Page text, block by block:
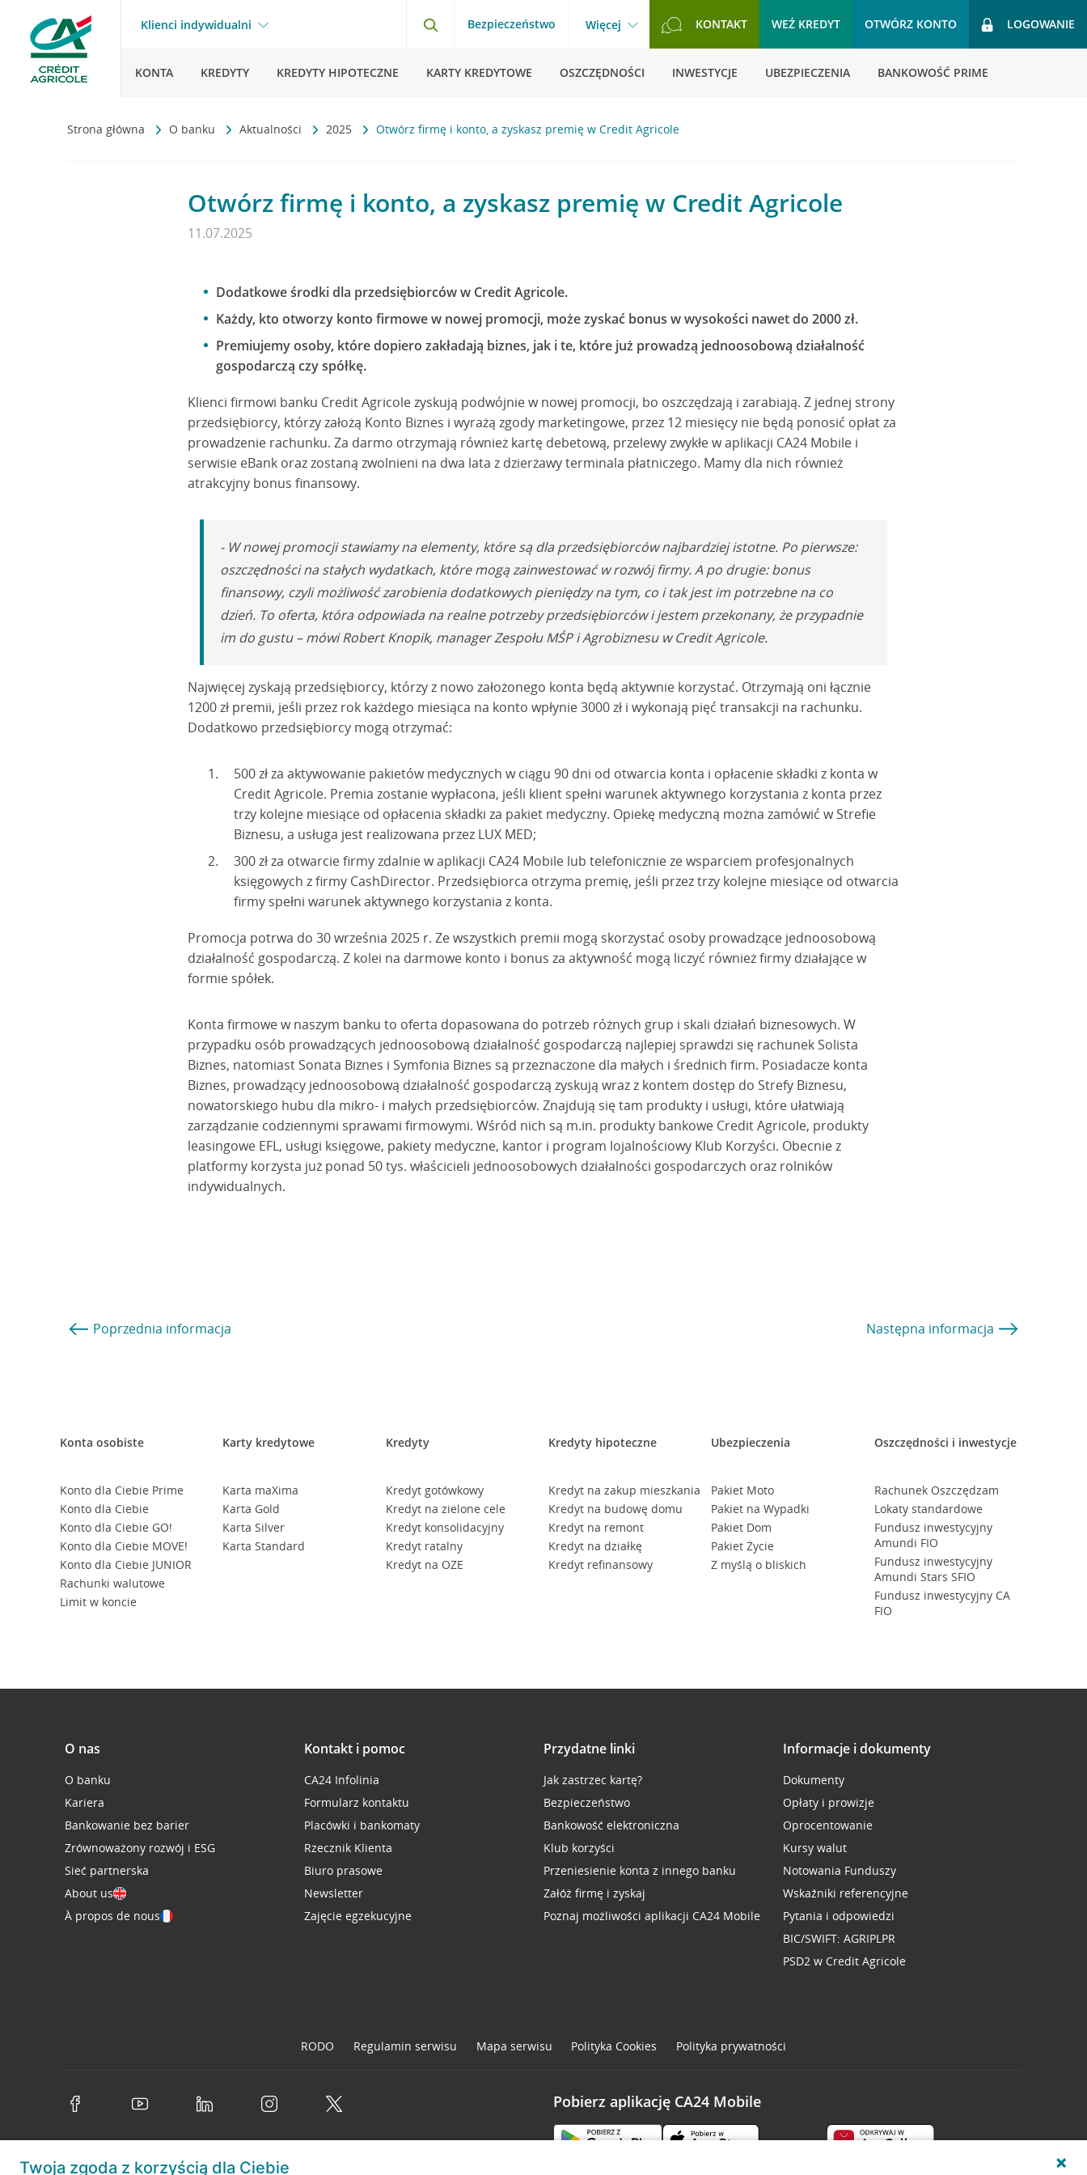
Klienci indywidualni Bezpieczeństwo Więcej KONTAKT WEŹ KREDYT OTWÓRZ KONTO LOGOWANIE
KONTA KREDYTY KREDYTY HIPOTECZNE KARTY KREDYTOWE OSZCZĘDNOŚCI INWESTYCJE UBEZPIECZENIA BANKOWOŚĆ PRIME
Strona główna O banku Aktualności 2025 Otwórz firmę i konto, a zyskasz premię w Credit Agricole
Otwórz firmę i konto, a zyskasz premię w Credit Agricole
11.07.2025
Dodatkowe środki dla przedsiębiorców w Credit Agricole.
Każdy, kto otworzy konto firmowe w nowej promocji, może zyskać bonus w wysokości nawet do 2000 zł.
Premiujemy osoby, które dopiero zakładają biznes, jak i te, które już prowadzą jednoosobową działalność
gospodarczą czy spółkę.
Klienci firmowi banku Credit Agricole zyskują podwójnie w nowej promocji, bo oszczędzają i zarabiają. Z jednej strony
przedsiębiorcy, którzy założą Konto Biznes i wyrażą zgody marketingowe, przez 12 miesięcy nie będą ponosić opłat za
prowadzenie rachunku. Za darmo otrzymają również kartę debetową, przelewy zwykłe w aplikacji CA24 Mobile i
serwisie eBank oraz zostaną zwolnieni na dwa lata z dzierżawy terminala płatniczego. Mamy dla nich również
atrakcyjny bonus finansowy.
- W nowej promocji stawiamy na elementy, które są dla przedsiębiorców najbardziej istotne. Po pierwsze:
oszczędności na stałych wydatkach, które mogą zainwestować w rozwój firmy. A po drugie: bonus
finansowy, czyli możliwość zarobienia dodatkowych pieniędzy na tym, co i tak jest im potrzebne na co
dzień. To oferta, która odpowiada na realne potrzeby przedsiębiorców i jestem przekonany, że przypadnie
im do gustu – mówi Robert Knopik, manager Zespołu MŚP i Agrobiznesu w Credit Agricole.
Najwięcej zyskają przedsiębiorcy, którzy z nowo założonego konta będą aktywnie korzystać. Otrzymają oni łącznie
1200 zł premii, jeśli przez rok każdego miesiąca na konto wpłynie 3000 zł i wykonają pięć transakcji na rachunku.
Dodatkowo przedsiębiorcy mogą otrzymać:
500 zł za aktywowanie pakietów medycznych w ciągu 90 dni od otwarcia konta i opłacenie składki z konta w
Credit Agricole. Premia zostanie wypłacona, jeśli klient spełni warunek aktywnego korzystania z konta przez
trzy kolejne miesiące od opłacenia składki za pakiet medyczny. Opiekę medyczną można zamówić w Strefie
Biznesu, a usługa jest realizowana przez LUX MED;
300 zł za otwarcie firmy zdalnie w aplikacji CA24 Mobile lub telefonicznie ze wsparciem profesjonalnych
księgowych z firmy CashDirector. Przedsiębiorca otrzyma premię, jeśli przez trzy kolejne miesiące od otwarcia
firmy spełni warunek aktywnego korzystania z konta.
Promocja potrwa do 30 września 2025 r. Ze wszystkich premii mogą skorzystać osoby prowadzące jednoosobową
działalność gospodarczą. Z kolei na darmowe konto i bonus za aktywność mogą liczyć również firmy działające w
formie spółek.
Konta firmowe w naszym banku to oferta dopasowana do potrzeb różnych grup i skali działań biznesowych. W
przypadku osób prowadzących jednoosobową działalność gospodarczą najlepiej sprawdzi się rachunek Solista
Biznes, natomiast Sonata Biznes i Symfonia Biznes są przeznaczone dla małych i średnich firm. Posiadacze konta
Biznes, prowadzący jednoosobową działalność gospodarczą zyskują wraz z kontem dostęp do Strefy Biznesu,
nowatorskiego hubu dla mikro- i małych przedsiębiorców. Znajdują się tam produkty i usługi, które ułatwiają
zarządzanie codziennymi sprawami firmowymi. Wśród nich są m.in. produkty bankowe Credit Agricole, produkty
leasingowe EFL, usługi księgowe, pakiety medyczne, kantor i program lojalnościowy Klub Korzyści. Obecnie z
platformy korzysta już ponad 50 tys. właścicieli jednoosobowych działalności gospodarczych oraz rolników
indywidualnych.
Poprzednia informacja Następna informacja
Konta osobiste
Konto dla Ciebie Prime
Konto dla Ciebie
Konto dla Ciebie GO!
Konto dla Ciebie MOVE!
Konto dla Ciebie JUNIOR
Rachunki walutowe
Limit w koncie
Karty kredytowe
Karta maXima
Karta Gold
Karta Silver
Karta Standard
Kredyty
Kredyt gotówkowy
Kredyt na zielone cele
Kredyt konsolidacyjny
Kredyt ratalny
Kredyt na OZE
Kredyty hipoteczne
Kredyt na zakup mieszkania
Kredyt na budowę domu
Kredyt na remont
Kredyt na działkę
Kredyt refinansowy
Ubezpieczenia
Pakiet Moto
Pakiet na Wypadki
Pakiet Dom
Pakiet Życie
Z myślą o bliskich
Oszczędności i inwestycje
Rachunek Oszczędzam
Lokaty standardowe
Fundusz inwestycyjny
Amundi FIO
Fundusz inwestycyjny
Amundi Stars SFIO
Fundusz inwestycyjny CA
FIO
O nas
O banku
Kariera
Bankowanie bez barier
Zrównoważony rozwój i ESG
Sieć partnerska
About us
À propos de nous
Kontakt i pomoc
CA24 Infolinia
Formularz kontaktu
Placówki i bankomaty
Rzecznik Klienta
Biuro prasowe
Newsletter
Zajęcie egzekucyjne
Przydatne linki
Jak zastrzec kartę?
Bezpieczeństwo
Bankowość elektroniczna
Klub korzyści
Przeniesienie konta z innego banku
Załóż firmę i zyskaj
Poznaj możliwości aplikacji CA24 Mobile
Informacje i dokumenty
Dokumenty
Opłaty i prowizje
Oprocentowanie
Kursy walut
Notowania Funduszy
Wskaźniki referencyjne
Pytania i odpowiedzi
BIC/SWIFT: AGRIPLPR
PSD2 w Credit Agricole
RODO Regulamin serwisu Mapa serwisu Polityka Cookies Polityka prywatności
© 2026 Credit Agricole Bank Polska S.A. Wszelkie prawa zastrzeżone
Pobierz aplikację CA24 Mobile
Twoja zgoda z korzyścią dla Ciebie